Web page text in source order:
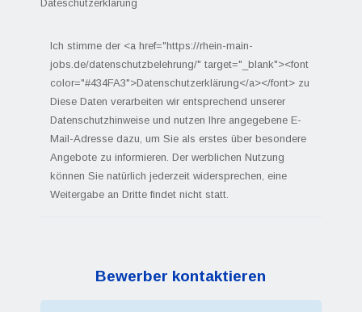
Dateschutzerklärung
Ich stimme der <a href="https://rhein-main-
jobs.de/datenschutzbelehrung/" target="_blank"><font
color="#434FA3">Datenschutzerklärung</a></font> zu
Diese Daten verarbeiten wir entsprechend unserer
Datenschutzhinweise und nutzen Ihre angegebene E-
Mail-Adresse dazu, um Sie als erstes über besondere
Angebote zu informieren. Der werblichen Nutzung
können Sie natürlich jederzeit widersprechen, eine
Weitergabe an Dritte findet nicht statt.
Bewerber kontaktieren